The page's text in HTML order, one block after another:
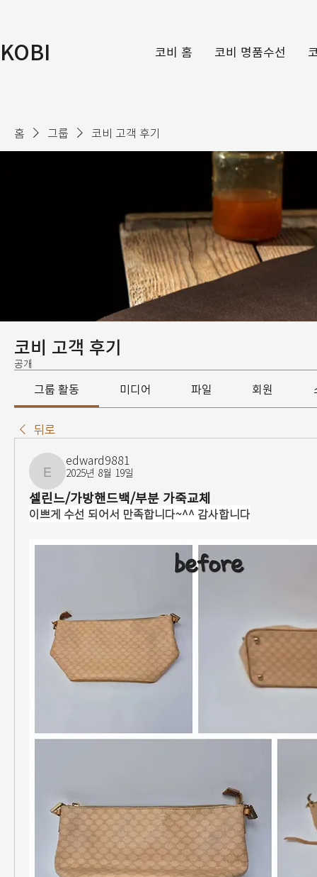
KOBI 코비 홈 코비 명품수선
홈 그룹 코비 고객 후기
코비 고객 후기
공개
그룹 활동 미디어 파일 회원
뒤로
edward9881
edward9881
2025년 8월 19일
셀린느/가방핸드백/부분 가죽교체
이쁘게 수선 되어서 만족합니다~^^ 감사합니다